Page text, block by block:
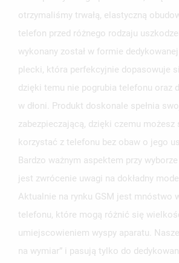
otrzymaliśmy trwałą, elastyczną
telefon przed różnego rodzaju
wykonany został w formie dedykowanej
plecki, która perfekcyjnie dopasowuje
dzięki temu nie pogrubia telefonu oraz
w dłoni. Produkt doskonale spełnia
zabezpieczającą, dzięki czemu możesz
korzystać z telefonu bez obaw o jego
Bardzo ważnym aspektem przy wyborze
jest zwrócenie uwagi na dokładny
Aktualnie na rynku GSM jest mnóstwo
telefonu, które mogą różnić się
umiejscowieniem wyspy aparatu. Nasze
na wymiar” i pasują tylko do
MOJE LISTY ŻYCZEŃ
UTWÓRZ LISTĘ ŻYCZEŃ
NAZWA LISTY ŻYCZEŃ
ANULUJ
ZALOGUJ SIĘ
SWOJEJ LIŚCIE ŻYCZEŃ.